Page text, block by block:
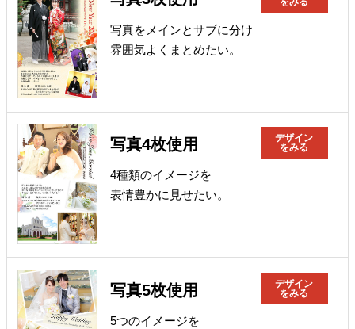
写真をメインとサブに分け
雰囲気よくまとめたい。
写真4枚使用
デザイン
をみる
4種類のイメージを
表情豊かに見せたい。
写真5枚使用
デザイン
をみる
5つのイメージを